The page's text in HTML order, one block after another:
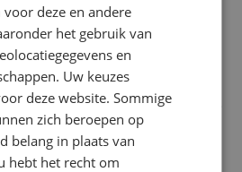
en wil je graag je mening
met het schrijven van je
de details duurt het schrijven
tussen de 3 en 10 minuten.
andere bezoekers een betere
je iedere maand kans op
actievoorwaarden.
deze en andere
het gebruik van
en
Uw keuzes
deze website. Sommige
zich beroepen op
belang in plaats van
hebt het recht om